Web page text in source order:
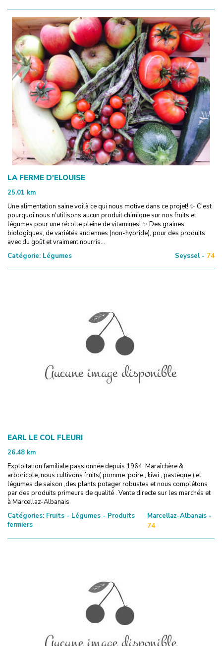
LA FERME D'ELOUISE
25.01 km
Une alimentation saine voilà ce qui nous motive dans ce projet! ✨ C'est
pourquoi nous n'utilisons aucun produit chimique sur nos fruits et
légumes pour une récolte pleine de vitamines! ✨ Des graines
biologiques, de variétés anciennes (non-hybride), pour des produits
avec du goût et vraiment nourris...
Catégorie: Légumes Seyssel - 74
EARL LE COL FLEURI
26.48 km
Exploitation familiale passionnée depuis 1964. Maraîchère &
arboricole, nous cultivons fruits( pomme ,poire , kiwi , pastèque ) et
légumes de saison ,des plants potager robustes et nous complétons
par des produits primeurs de qualité . Vente directe sur les marchés et
à Marcellaz-Albanais
Catégories: Fruits - Légumes - Produits
fermiers
Marcellaz-Albanais -
74